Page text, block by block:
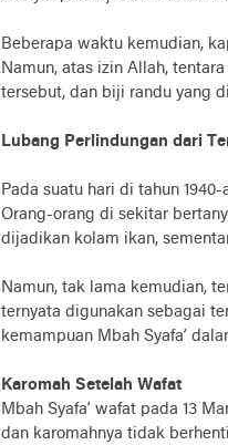
Beberapa waktu kemudian,
Namun, atas izin Allah,
tersebut, dan biji randu yang
Lubang Perlindungan dari
Pada suatu hari di tahun
Orang-orang di sekitar
dijadikan kolam ikan,
Namun, tak lama kemudian,
ternyata digunakan sebagai
kemampuan Mbah Syafa’
Karomah Setelah Wafat
Mbah Syafa’ wafat pada 13
dan karomahnya tidak